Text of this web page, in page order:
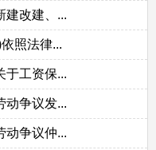
建改建、...
照法律...
于工资保...
动争议发...
动争议仲...